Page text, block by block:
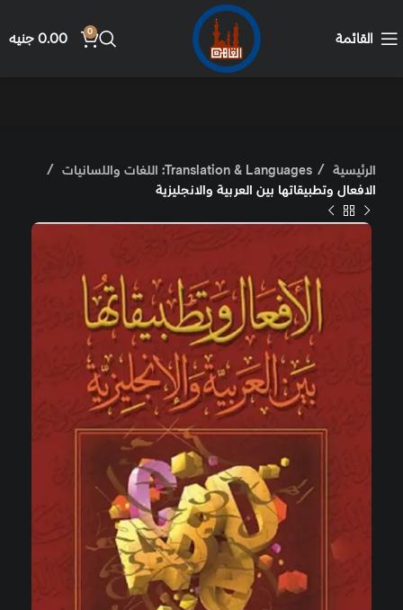
القائمة 0
0.00 جنيه
الرئيسية
Translation & Languages: اللغات واللسانيات
الافعال وتطبيقاتها بين العربية والانجليزية